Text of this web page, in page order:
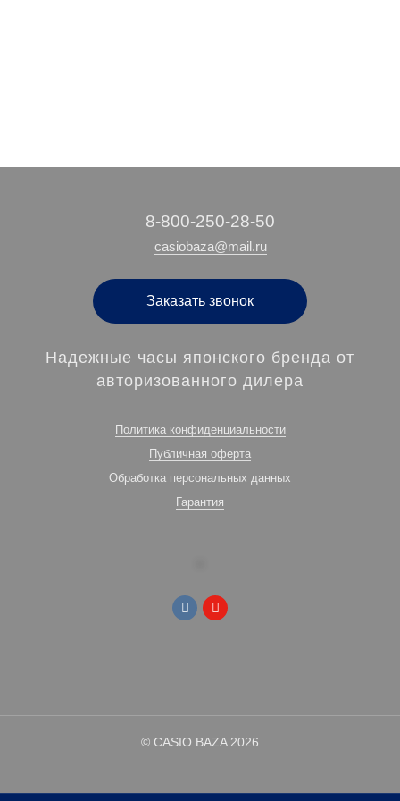
‭8-800-250-28-50
casiobaza@mail.ru
Заказать звонок
Надежные часы японского бренда от
авторизованного дилера
Политика конфиденциальности
Публичная оферта
Обработка персональных данных
Гарантия
© CASIO.BAZA 2026